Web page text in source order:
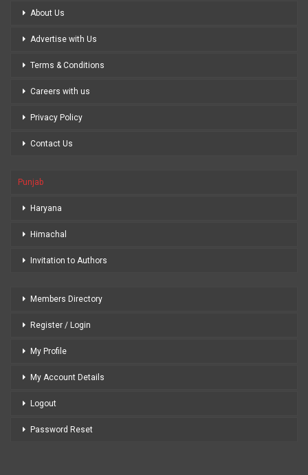
About Us
Advertise with Us
Terms & Conditions
Careers with us
Privacy Policy
Contact Us
Punjab
Haryana
Himachal
Invitation to Authors
Members Directory
Register / Login
My Profile
My Account Details
Logout
Password Reset